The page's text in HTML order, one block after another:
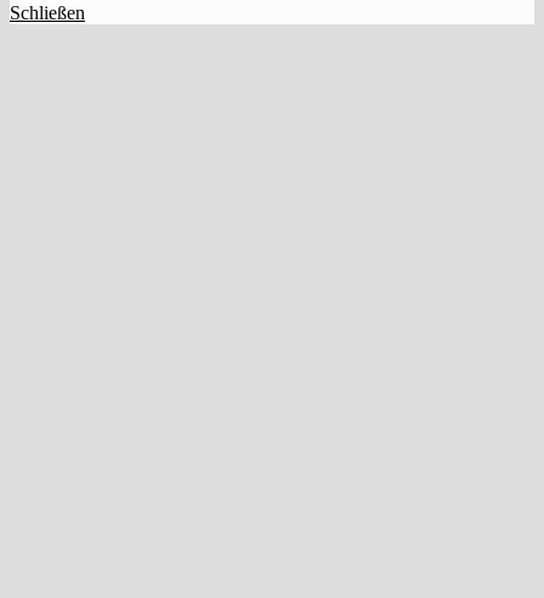
Schließen